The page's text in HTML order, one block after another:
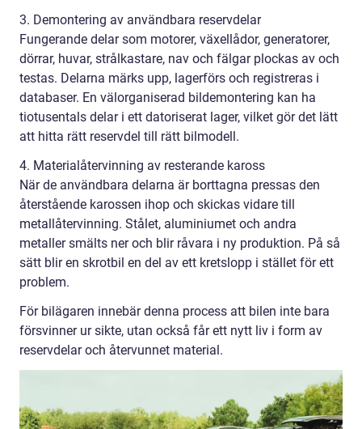
3. Demontering av användbara reservdelar
Fungerande delar som motorer, växellådor, generatorer,
dörrar, huvar, strålkastare, nav och fälgar plockas av och
testas. Delarna märks upp, lagerförs och registreras i
databaser. En välorganiserad bildemontering kan ha
tiotusentals delar i ett datoriserat lager, vilket gör det lätt
att hitta rätt reservdel till rätt bilmodell.
4. Materialåtervinning av resterande kaross
När de användbara delarna är borttagna pressas den
återstående karossen ihop och skickas vidare till
metallåtervinning. Stålet, aluminiumet och andra
metaller smälts ner och blir råvara i ny produktion. På så
sätt blir en skrotbil en del av ett kretslopp i stället för ett
problem.
För bilägaren innebär denna process att bilen inte bara
försvinner ur sikte, utan också får ett nytt liv i form av
reservdelar och återvunnet material.